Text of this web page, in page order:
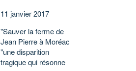
11 janvier 2017
"Sauver la ferme de
Jean Pierre à Moréac
"une disparition
tragique qui résonne